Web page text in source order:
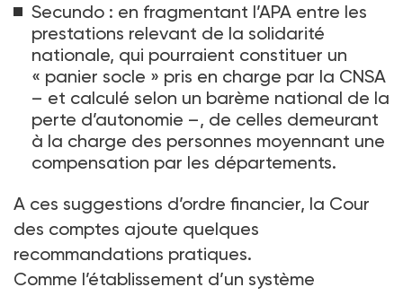
Secundo : en fragmentant l’APA entre les
prestations relevant de la solidarité
nationale, qui pourraient constituer un
« panier socle » pris en charge par la CNSA
– et calculé selon un barème national de la
perte d’autonomie –, de celles demeurant
à la charge des personnes moyennant une
compensation par les départements.
A ces suggestions d’ordre financier, la Cour
des comptes ajoute quelques
recommandations pratiques.
Comme l’établissement d’un système